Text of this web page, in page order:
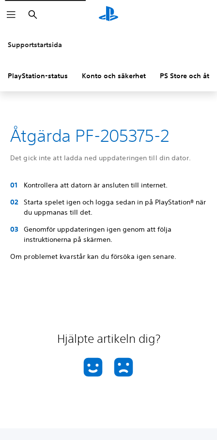
Sök
Supportstartsida
PlayStation-status Konto och säkerhet PS Store och
Åtgärda PF-205375-2
Det gick inte att ladda ned uppdateringen till din dator.
Kontrollera att datorn är ansluten till internet.
Starta spelet igen och logga sedan in på PlayStation® när
du uppmanas till det.
Genomför uppdateringen igen genom att följa
instruktionerna på skärmen.
Om problemet kvarstår kan du försöka igen senare.
Hjälpte artikeln dig?